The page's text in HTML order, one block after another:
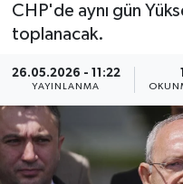
CHP'de aynı gün
toplanacak.
26.05.2026 - 11:22
YAYINLANMA
Magazin
Sağlık
Siyaset
Spor
Haber Arşivi